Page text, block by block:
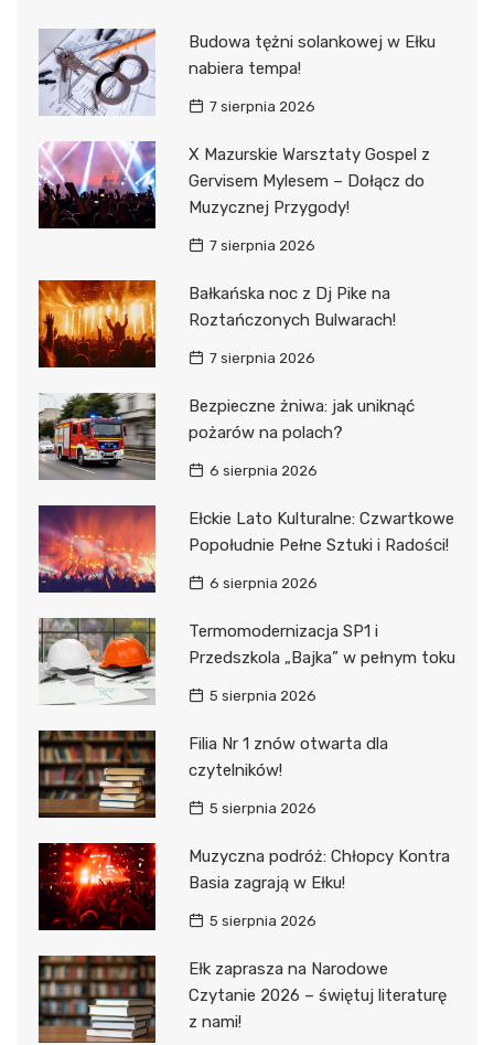
Budowa tężni solankowej w Ełku
nabiera tempa!
7 sierpnia 2026
X Mazurskie Warsztaty Gospel z
Gervisem Mylesem – Dołącz do
Muzycznej Przygody!
7 sierpnia 2026
Bałkańska noc z Dj Pike na
Roztańczonych Bulwarach!
7 sierpnia 2026
Bezpieczne żniwa: jak uniknąć
pożarów na polach?
6 sierpnia 2026
Ełckie Lato Kulturalne: Czwartkowe
Popołudnie Pełne Sztuki i Radości!
6 sierpnia 2026
Termomodernizacja SP1 i
Przedszkola „Bajka” w pełnym toku
5 sierpnia 2026
Filia Nr 1 znów otwarta dla
czytelników!
5 sierpnia 2026
Muzyczna podróż: Chłopcy Kontra
Basia zagrają w Ełku!
5 sierpnia 2026
Ełk zaprasza na Narodowe
Czytanie 2026 – świętuj literaturę
z nami!